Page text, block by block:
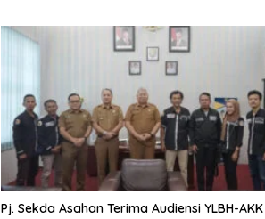
Pj. Sekda Asahan Terima Audiensi YLBH-AKK